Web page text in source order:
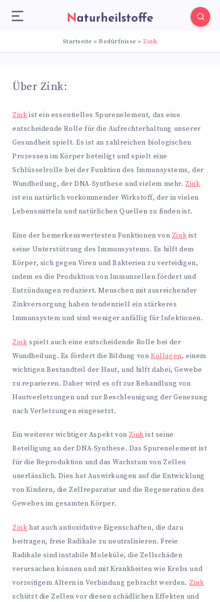
Naturheilstoffe
Startseite »Bedürfnisse » Zink
Über Zink:
Zink ist ein essentielles Spurenelement, das eine
entscheidende Rolle für die Aufrechterhaltung unserer
Gesundheit spielt. Es ist an zahlreichen biologischen
Prozessen im Körper beteiligt und spielt eine
Schlüsselrolle bei der Funktion des Immunsystems, der
Wundheilung, der DNA-Synthese und vielem mehr. Zink
ist ein natürlich vorkommender Wirkstoff, der in vielen
Lebensmitteln und natürlichen Quellen zu finden ist.
Eine der bemerkenswertesten Funktionen von Zink ist
seine Unterstützung des Immunsystems. Es hilft dem
Körper, sich gegen Viren und Bakterien zu verteidigen,
indem es die Produktion von Immunzellen fördert und
Entzündungen reduziert. Menschen mit ausreichender
Zinkversorgung haben tendenziell ein stärkeres
Immunsystem und sind weniger anfällig für Infektionen.
Zink spielt auch eine entscheidende Rolle bei der
Wundheilung. Es fördert die Bildung vonKollagen, einem
wichtigen Bestandteil der Haut, und hilft dabei, Gewebe
zu reparieren. Daher wird es oft zur Behandlung von
Hautverletzungen und zur Beschleunigung der Genesung
nach Verletzungen eingesetzt.
Ein weiterer wichtiger Aspekt von Zink ist seine
Beteiligung an der DNA-Synthese. Das Spurenelement ist
für die Reproduktion und das Wachstum von Zellen
unerlässlich. Dies hat Auswirkungen auf die Entwicklung
von Kindern, die Zellreparatur und die Regeneration des
Gewebes im gesamten Körper.
Zink hat auch antioxidative Eigenschaften, die dazu
beitragen, freie Radikale zu neutralisieren. Freie
Radikale sind instabile Moleküle, die Zellschäden
verursachen können und mit Krankheiten wie Krebs und
vorzeitigem Altern in Verbindung gebracht werden. Zink
schützt die Zellen vor diesen schädlichen Effekten und